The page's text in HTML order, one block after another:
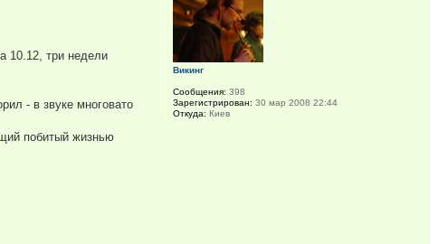
10.12, три недели
- в звуке многовато
побитый жизнью
Викинг
Сообщения: 398
Зарегистрирован: 30 мар 2008 22:44
Откуда: Киев